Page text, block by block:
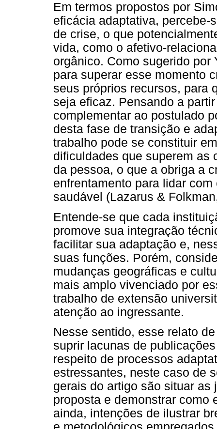
Em termos propostos por
eficácia adaptativa, percebe-
de crise, o que
vida, como o afetivo-
orgânico. Como sugerido por
para superar esse momento
seus próprios recursos, para
seja eficaz. Pensando a
complementar ao postulado
desta fase de transição e
trabalho pode se constituir
dificuldades que superem as
da pessoa, o que a obriga a
enfrentamento para lidar
saudável (Lazarus &
Entende-se que cada
promove sua integração
facilitar sua adaptação e,
suas funções. Porém,
mudanças geográficas e
mais amplo vivenciado por
trabalho de extensão
atenção ao ingressante.
Nesse sentido, esse relato
suprir lacunas de
respeito de processos
estressantes, neste caso de
gerais do artigo são situar
proposta e demonstrar como
ainda, intenções de ilustrar